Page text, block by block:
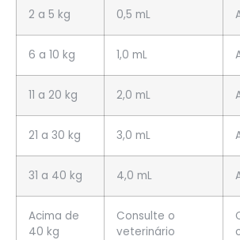
2 a 5 kg 0,5 mL
6 a 10 kg 1,0 mL
11 a 20 kg 2,0 mL
21 a 30 kg 3,0 mL
31 a 40 kg 4,0 mL
Acima de
40 kg
Consulte o
veterinário